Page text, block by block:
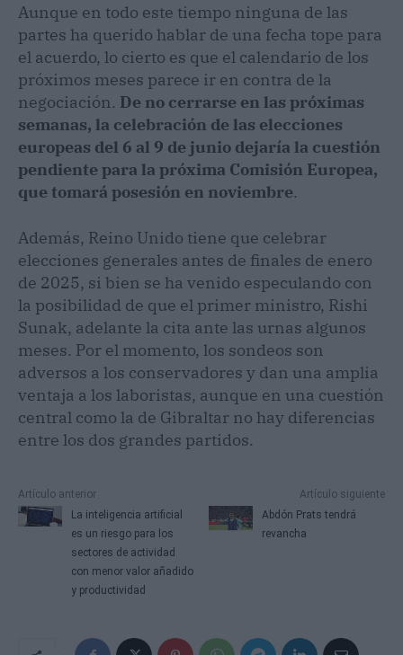
Aunque en todo este tiempo ninguna de las
partes ha querido hablar de una fecha tope para
el acuerdo, lo cierto es que el calendario de los
próximos meses parece ir en contra de la
negociación. De no cerrarse en las próximas
semanas, la celebración de las elecciones
europeas del 6 al 9 de junio dejaría la cuestión
pendiente para la próxima Comisión Europea,
que tomará posesión en noviembre.
Además, Reino Unido tiene que celebrar
elecciones generales antes de finales de enero
de 2025, si bien se ha venido especulando con
la posibilidad de que el primer ministro, Rishi
Sunak, adelante la cita ante las urnas algunos
meses. Por el momento, los sondeos son
adversos a los conservadores y dan una amplia
ventaja a los laboristas, aunque en una cuestión
central como la de Gibraltar no hay diferencias
entre los dos grandes partidos.
Artículo anterior
La inteligencia artificial
es un riesgo para los
sectores de actividad
con menor valor añadido
y productividad
Artículo siguiente
Abdón Prats tendrá
revancha